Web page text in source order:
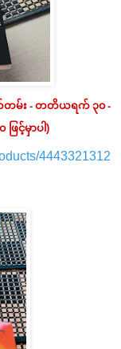
တ်တမ်း - တတိယရက် ၃၀ -
ြင့်မှာပါ)
4443321312